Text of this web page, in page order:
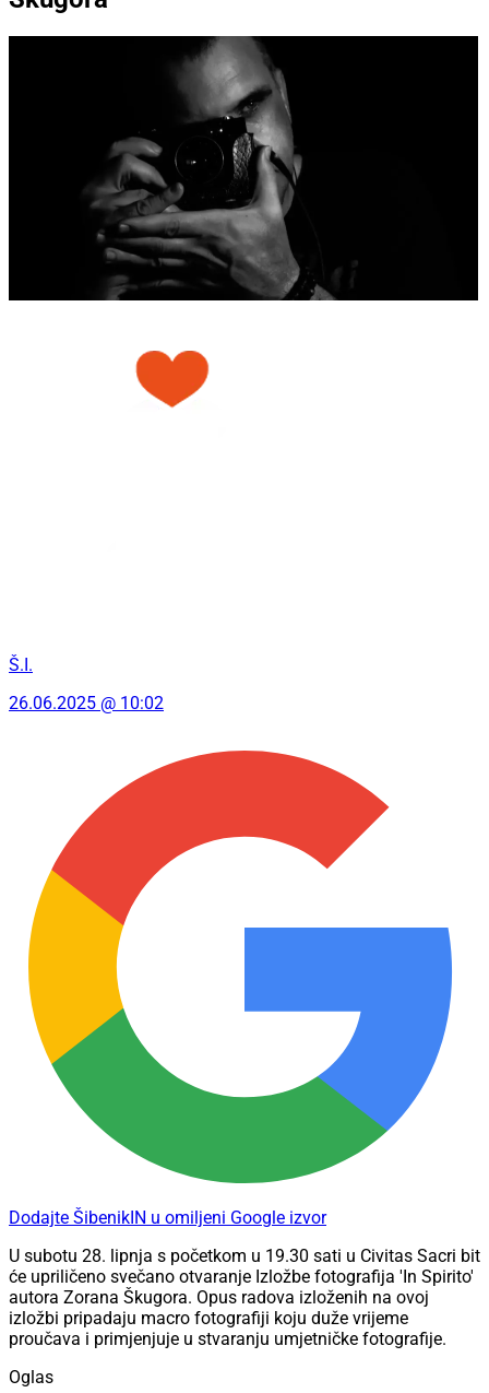
Š.I.
26.06.2025 @ 10:02
Dodajte ŠibenikIN u omiljeni Google izvor
U subotu 28. lipnja s početkom u 19.30 sati u Civitas Sacri bit
će upriličeno svečano otvaranje Izložbe fotografija 'In Spirito'
autora Zorana Škugora. Opus radova izloženih na ovoj
izložbi pripadaju macro fotografiji koju duže vrijeme
proučava i primjenjuje u stvaranju umjetničke fotografije.
Oglas